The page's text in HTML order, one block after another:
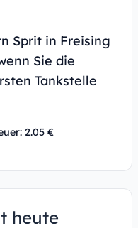
Sprit in Freising
Sie die
Tankstelle
2.05 €
heute